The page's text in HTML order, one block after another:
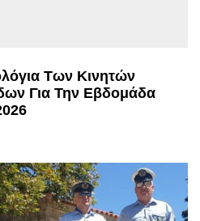
Των Κινητών
Για Την Εβδομάδα